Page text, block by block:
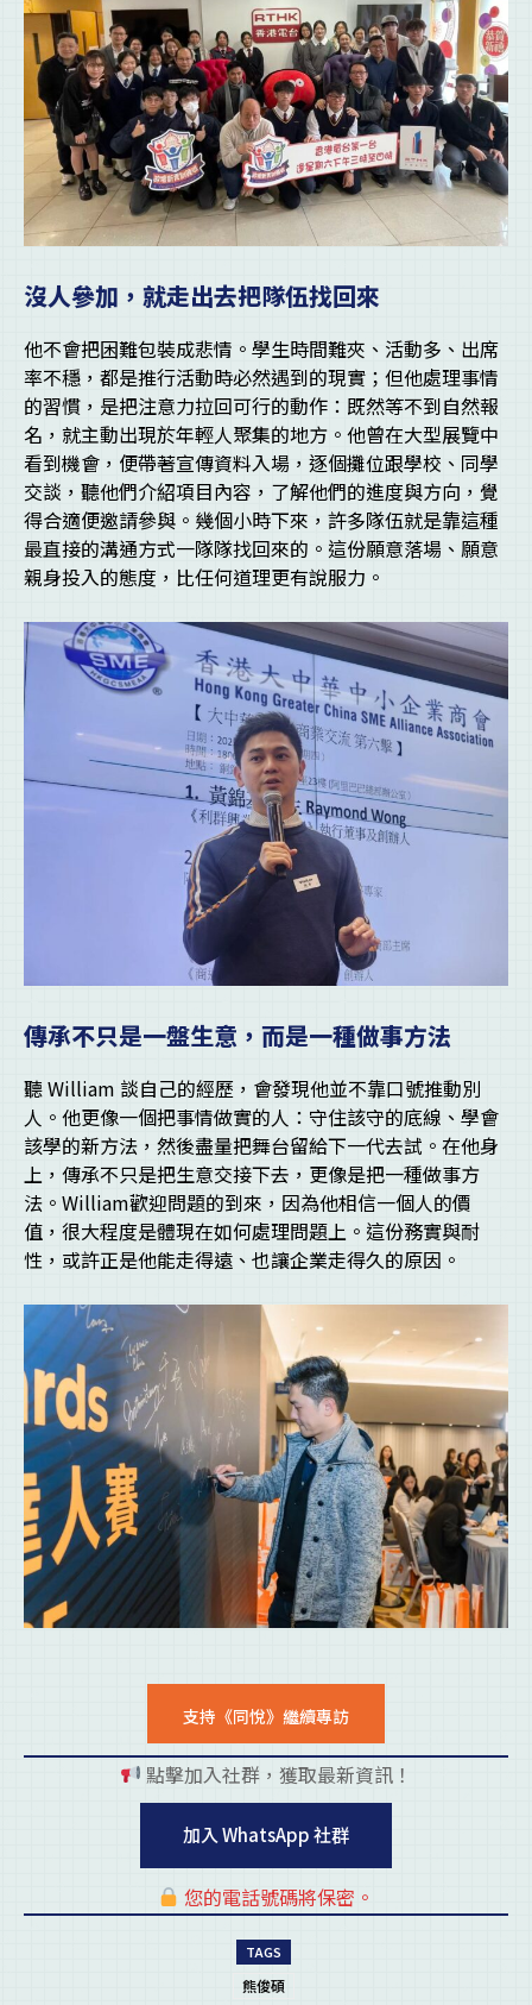
沒人參加，就走出去把隊伍找回來
他不會把困難包裝成悲情。學生時間難夾、活動多、出席
率不穩，都是推行活動時必然遇到的現實；但他處理事情
的習慣，是把注意力拉回可行的動作：既然等不到自然報
名，就主動出現於年輕人聚集的地方。他曾在大型展覽中
看到機會，便帶著宣傳資料入場，逐個攤位跟學校、同學
交談，聽他們介紹項目內容，了解他們的進度與方向，覺
得合適便邀請參與。幾個小時下來，許多隊伍就是靠這種
最直接的溝通方式一隊隊找回來的。這份願意落場、願意
親身投入的態度，比任何道理更有說服力。
傳承不只是一盤生意，而是一種做事方法
聽 William 談自己的經歷，會發現他並不靠口號推動別
人。他更像一個把事情做實的人：守住該守的底線、學會
該學的新方法，然後盡量把舞台留給下一代去試。在他身
上，傳承不只是把生意交接下去，更像是把一種做事方
法。William歡迎問題的到來，因為他相信一個人的價
值，很大程度是體現在如何處理問題上。這份務實與耐
性，或許正是他能走得遠、也讓企業走得久的原因。
支持《同悅》繼續專訪
點擊加入社群，獲取最新資訊！
加入 WhatsApp 社群
您的電話號碼將保密。
TAGS
熊俊碩